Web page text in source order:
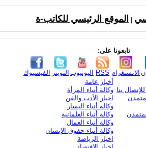
الموقع الرئيسي للكاتب-ة
تابعونا على:
الفيسبوك التويتر اليوتيوب RSS الانستغرام
بنا
أخبار عامة
وكالة أنباء المرأة
اخبار الأدب والفن
وكالة أنباء اليسار
وكالة أنباء العلمانية
وكالة أنباء العمال
وكالة أنباء حقوق الإنسان
اخبار الرياضة